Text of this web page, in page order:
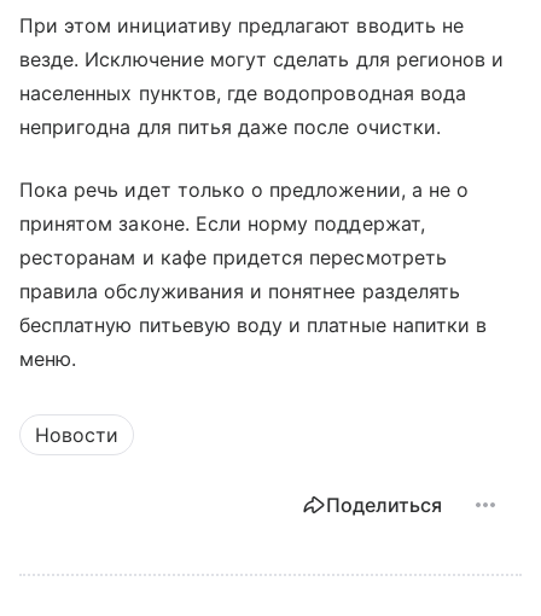
При этом инициативу предлагают вводить не
везде. Исключение могут сделать для регионов и
населенных пунктов, где водопроводная вода
непригодна для питья даже после очистки.
Пока речь идет только о предложении, а не о
принятом законе. Если норму поддержат,
ресторанам и кафе придется пересмотреть
правила обслуживания и понятнее разделять
бесплатную питьевую воду и платные напитки в
меню.
Новости
Поделиться